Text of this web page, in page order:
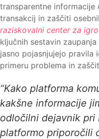
transparentne informacije
transakcij in zaščiti
raziskovalni center za
ključnih sestavin
jasno pojasnjujejo pravila
primeru problema in
“Kako platforma
kakšne informacije
odločilni dejavnik
platformo priporočili